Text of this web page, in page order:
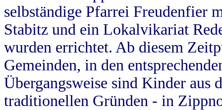
selbständige Pfarrei Freudenfier
Stabitz und ein Lokalvikariat
wurden errichtet. Ab diesem
Gemeinden, in den
Übergangsweise sind Kinder aus
traditionellen Gründen - in